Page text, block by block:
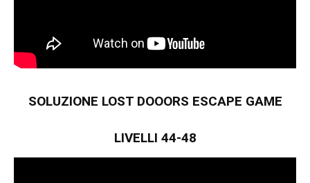
SOLUZIONE LOST DOOORS ESCAPE GAME
LIVELLI 44-48